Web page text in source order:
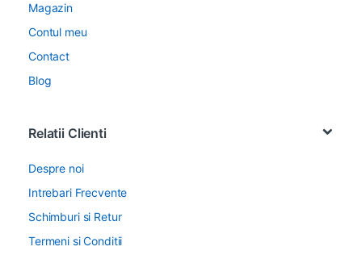
Magazin
Contul meu
Contact
Blog
Relatii Clienti
Despre noi
Intrebari Frecvente
Schimburi si Retur
Termeni si Conditii